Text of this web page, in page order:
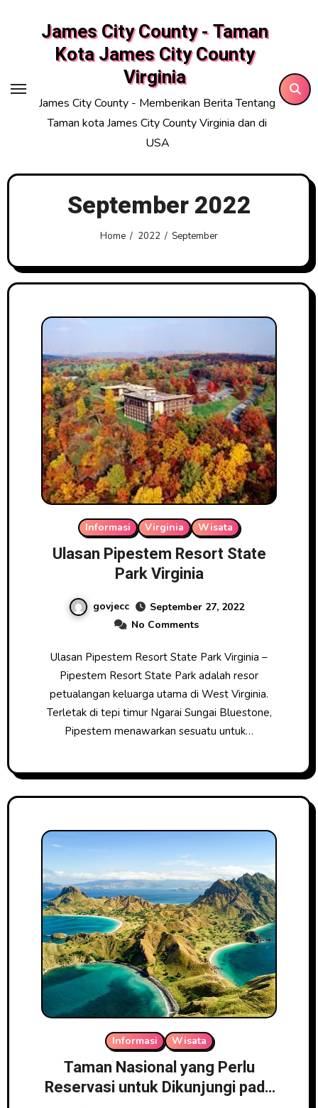
James City County - Taman
Kota James City County
Virginia
James City County - Memberikan Berita Tentang
Taman kota James City County Virginia dan di
USA
September 2022
Home 2022 September
Informasi Virginia Wisata
Ulasan Pipestem Resort State
Park Virginia
govjecc
September 27, 2022
No Comments
Ulasan Pipestem Resort State Park Virginia –
Pipestem Resort State Park adalah resor
petualangan keluarga utama di West Virginia.
Terletak di tepi timur Ngarai Sungai Bluestone,
Pipestem menawarkan sesuatu untuk…
Informasi Wisata
Taman Nasional yang Perlu
Reservasi untuk Dikunjungi pada